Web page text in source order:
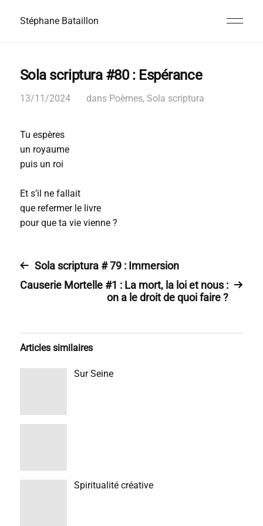
Stéphane Bataillon
Sola scriptura #80 : Espérance
13/11/2024 dans Poèmes, Sola scriptura
Tu espères
un royaume
puis un roi
Et s’il ne fallait
que refermer le livre
pour que ta vie vienne ?
Sola scriptura # 79 : Immersion
Causerie Mortelle #1 : La mort, la loi et nous :
on a le droit de quoi faire ?
Articles similaires
Sur Seine
Spiritualité créative